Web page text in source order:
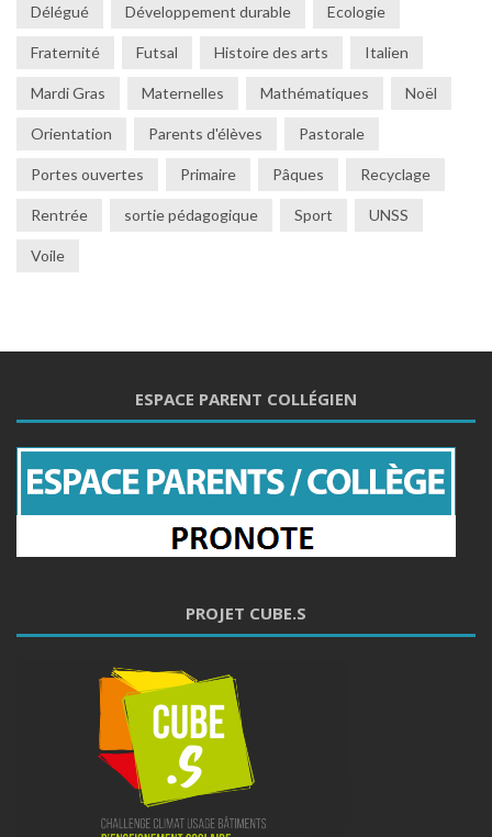
Délégué Développement durable Ecologie
Fraternité Futsal Histoire des arts Italien
Mardi Gras Maternelles Mathématiques Noël
Orientation Parents d'élèves Pastorale
Portes ouvertes Primaire Pâques Recyclage
Rentrée sortie pédagogique Sport UNSS
Voile
ESPACE PARENT COLLÉGIEN
PROJET CUBE.S